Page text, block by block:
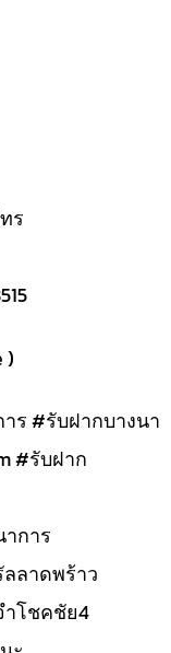
ร
)
ร #รับฝากบางนา
#รับฝาก
การ
ลาดพร้าว
โชคชัย4